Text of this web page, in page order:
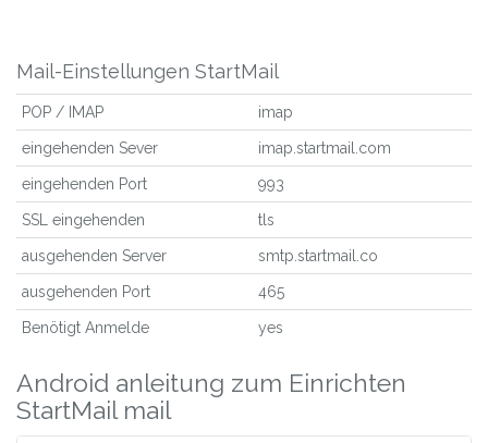
Mail-Einstellungen StartMail
POP / IMAP imap
eingehenden Sever imap.startmail.com
eingehenden Port 993
SSL eingehenden tls
ausgehenden Server smtp.startmail.co
ausgehenden Port 465
Benötigt Anmelde yes
Android anleitung zum Einrichten
StartMail mail